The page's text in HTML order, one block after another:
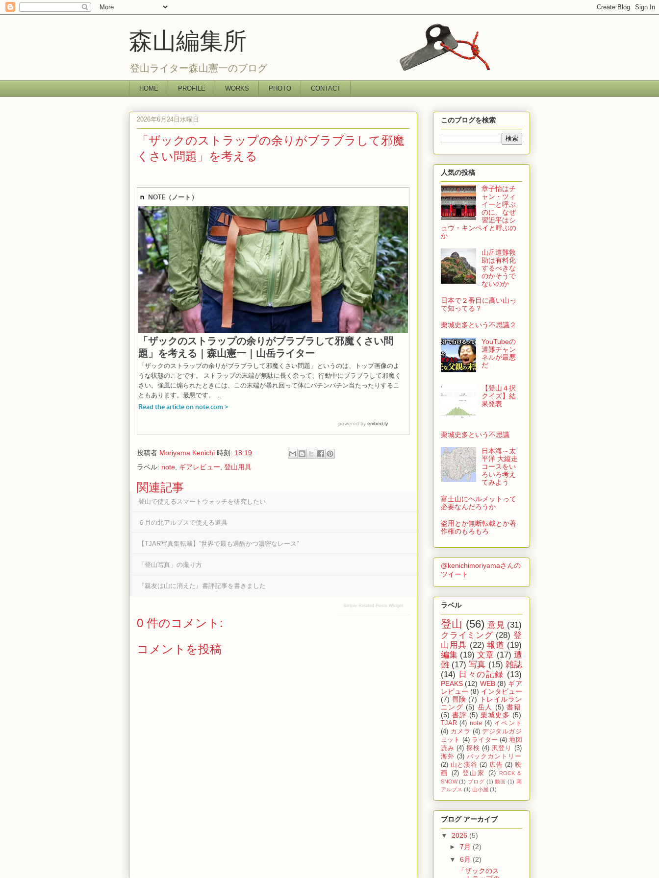
森山編集所
登山ライター森山憲一のブログ
HOME PROFILE WORKS PHOTO CONTACT
2026年6月24日水曜日
「ザックのストラップの余りがブラブラして邪魔
くさい問題」を考える
投稿者 Moriyama Kenichi 時刻: 18:19
ラベル: note ギアレビュー 登山用具
関連記事
登山で使えるスマートウォッチを研究したい
６月の北アルプスで使える道具
【TJAR写真集転載】”世界で最も過酷かつ濃密なレース”
「登山写真」の撮り方
『親友は山に消えた』書評記事を書きました
Simple Related Posts Widget
0 件のコメント:
コメントを投稿
このブログを検索
人気の投稿
章子怡はチ
ャン・ツィ
イーと呼ぶ
のに、なぜ
習近平はシ
ュウ・キンペイと呼ぶの
か
山岳遭難救
助は有料化
するべきな
のかそうで
ないのか
日本で２番目に高い山っ
て知ってる？
栗城史多という不思議２
YouTubeの
遭難チャン
ネルが最悪
だ
【登山４択
クイズ】結
果発表
栗城史多という不思議
日本海～太
平洋 大縦走
コースをい
ろいろ考え
てみよう
富士山にヘルメットって
必要なんだろうか
盗用とか無断転載とか著
作権のもろもろ
@kenichimoriyamaさんの
ツイート
ラベル
登山 (56) 意見 (31)
クライミング (28) 登
山用具 (22) 報道 (19)
編集 (19) 文章 (17) 遭
難 (17) 写真 (15) 雑誌
(14) 日々の記録 (13)
PEAKS (12) WEB (8) ギア
レビュー (8) インタビュー
(7) 冒険 (7)
トレイルラン
ニング (5) 岳人 (5) 書籍
(5) 書評 (5) 栗城史多 (5)
TJAR (4) note (4) イベント
(4) カメラ (4) デジタルガジ
ェット (4) ライター (4) 地図
読み (4) 探検 (4) 沢登り
(3)
海外 (3) バックカントリー
(2) 山と溪谷 (2) 広告 (2) 映
画
(2) 登山家 (2)
ROCK &
SNOW (1) ブログ (1) 動画 (1) 南
アルプス (1) 山小屋 (1)
ブログ アーカイブ
▼ 2026 (5)
► 7月 (2)
▼ 6月 (2)
「ザックのス